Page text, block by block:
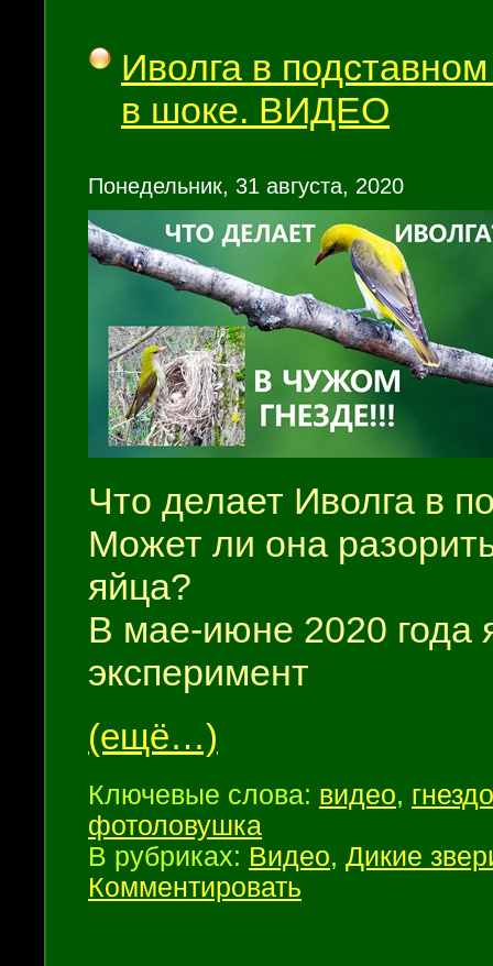
Иволга в
в шоке. ВИДЕО
Понедельник, 31 августа, 2020
Что делает Иволга в
Может ли она
яйца?
В мае-июне 2020 года
эксперимент
(ещё…)
Ключевые слова: видео, гнездо
фотоловушка
В рубриках: Видео, Дикие
Комментировать